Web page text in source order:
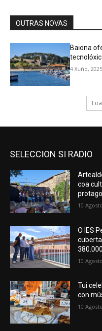
SELECCION SI RADIO
coa
10
O IES
10
Tui
con
10